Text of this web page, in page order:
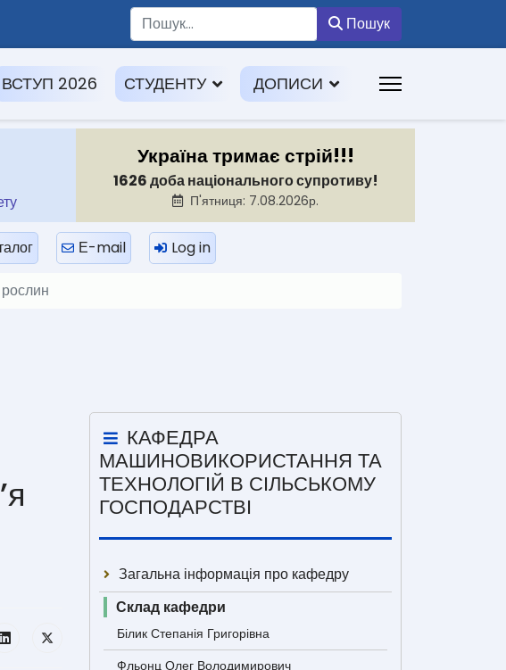
Пошук
ВСТУП 2026 СТУДЕНТУ ДОПИСИ
Україна тримає стрій!!!
1626 доба національного супротиву!
П'ятниця: 7.08.2026р.
Е-mail Log in
КАФЕДРА
МАШИНОВИКОРИСТАННЯ ТА
ТЕХНОЛОГІЙ В СІЛЬСЬКОМУ
ГОСПОДАРСТВІ
Загальна інформація про кафедру
Склад кафедри
Білик Степанія Григорівна
Фльонц Олег Володимирович